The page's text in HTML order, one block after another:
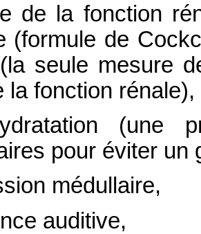
de la fonction
(formule de
seule mesure
la fonction rénale),
(une
pour éviter un
médullaire,
auditive,